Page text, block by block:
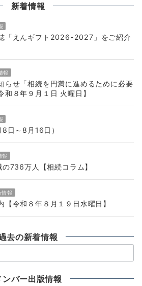
新着情報
「えんギフト2026-2027」をご紹介
報
らせ「相続を円満に進めるために必要
和８年９月１日 火曜日】
日～8月16日）
報
736万人【相続コラム】
情報
令和８年８月１９日水曜日】
去の新着情報
ンバー出版情報